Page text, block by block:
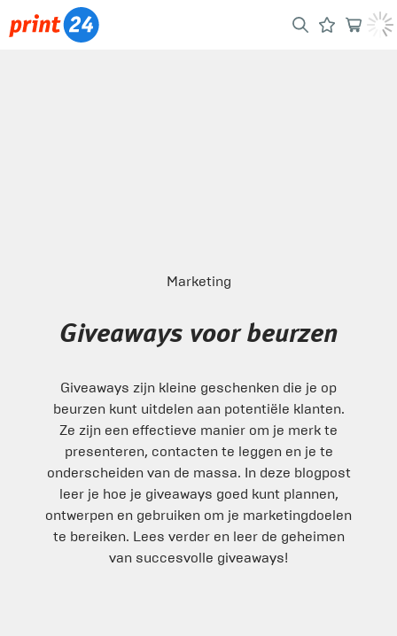
Marketing
Giveaways voor beurzen
Giveaways zijn kleine geschenken die je op
beurzen kunt uitdelen aan potentiële klanten.
Ze zijn een effectieve manier om je merk te
presenteren, contacten te leggen en je te
onderscheiden van de massa. In deze blogpost
leer je hoe je giveaways goed kunt plannen,
ontwerpen en gebruiken om je marketingdoelen
te bereiken. Lees verder en leer de geheimen
van succesvolle giveaways!